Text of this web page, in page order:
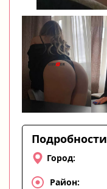
Подробности
Город:
Район: